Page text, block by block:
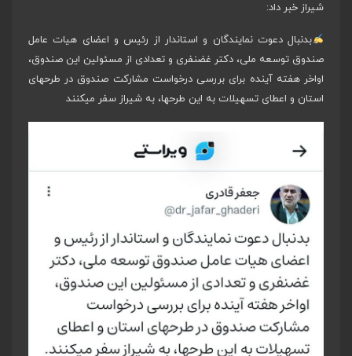
شیراز خبر داد:
بدنبال دعوت نمایندگان و استاندار از رئیس و اعضای هیات عامل
صندوق توسعه ملی، دکتر غضنفری و تعدادی از مسئولین این صندوق،
اواخر هفته آینده برای بررسی درخواست مشارکت صندوق در طرحهای
استان و اعطای تسهیلات به این طرحها، به شیراز سفر میکنند